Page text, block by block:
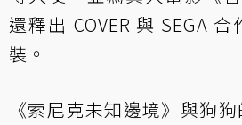
還釋出 COVER 與 SEGA
裝。
《索尼克未知邊境》與狗